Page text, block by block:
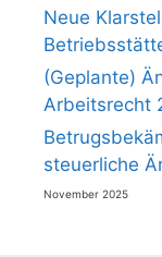
Neue
(Geplante)
Arbeitsrecht
steuerliche
November 2025